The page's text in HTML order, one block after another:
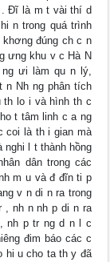
. Đĩ là m t vài thí d
n trong quá trình
đúng ch c n
ưng khu v c Hà N
ưi làm qu n lý,
n Nh ng phân tích
th lo i và hình th c
t tâm linh c a ng
coi là th i gian mà
l t thành hồng
dân trong các
m u và đ đĩn ti p
v n di n ra trong
, nh n nh p di n ra
nh p tr ng d n l c
đim báo các c
hi u cho ta th y đã